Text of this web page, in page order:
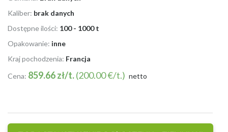
Kaliber: brak danych
Dostępne ilości: 100 - 1000 t
Opakowanie: inne
Kraj pochodzenia: Francja
Cena: 859.66 zł/t.(200.00 €/t.) netto